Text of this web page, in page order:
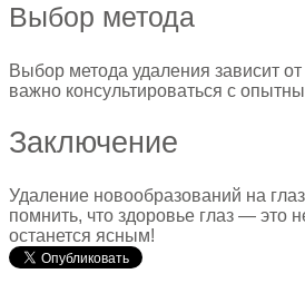
Выбор метода
Выбор метода удаления зависит
важно консультироваться с
Заключение
Удаление новообразований на
помнить, что здоровье глаз — это
останется ясным!